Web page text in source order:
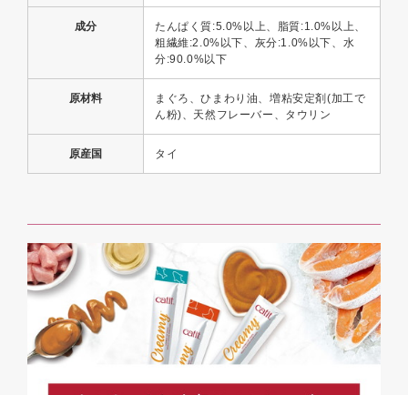
成分
たんぱく質:5.0%以上、脂質:1.0%以上、
粗繊維:2.0%以下、灰分:1.0%以下、水
分:90.0%以下
原材料
まぐろ、ひまわり油、増粘安定剤(加工で
ん粉)、天然フレーバー、タウリン
原産国 タイ